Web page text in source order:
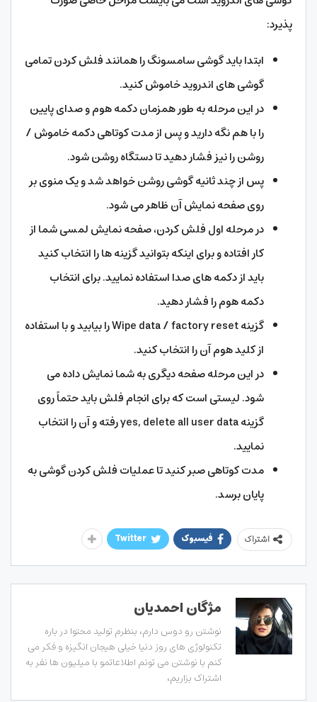
پذیرد:
ابتدا باید گوشی سامسونگ را همانند فلش کردن تمامی
گوشی های اندروید خاموش کنید.
در این مرحله به طور همزمان دکمه هوم و صدای پایین
را با هم نگه دارید و پس از مدت کوتاهی دکمه خاموش /
روشن را نیز فشار دهید تا دستگاه روشن شود.
پس از چند ثانیه گوشی روشن خواهد شد و یک منوی بر
روی صفحه نمایش آن ظاهر می شود.
در مرحله اول فلش کردن، صفحه نمایش لمسی شما از
کار افتاده و برای اینکه بتوانید گزینه ها را انتخاب کنید
باید از دکمه های صدا استفاده نمایید. برای انتخاب
دکمه هوم را فشار دهید.
گزینه Wipe data / factory reset را بیابید و با استفاده
از کلید هوم آن را انتخاب کنید.
در این مرحله صفحه دیگری به شما نمایش داده می
شود. لیستی است که برای انجام فلش باید حتماً روی
گزینه yes, delete all user data رفته و آن را انتخاب
نمایید.
مدت کوتاهی صبر کنید تا عملیات فلش کردن گوشی به
پایان برسد.
اشتراک فیسبوک Twitter
مژگان احمدیان
نوشتن رو دوس دارم، بنظرم تولید محتوا در باره
تکنولوژی های روز دنیا خیلی هیجان انگیزه و فکر می
کنم با نوشتن می تونم اطلاعاتمو با میلیون ها نفر به
اشتراک بزاریم،